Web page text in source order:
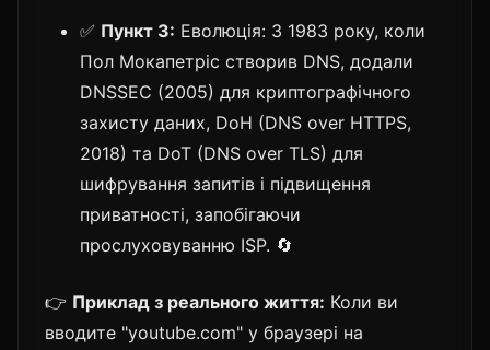
✅ Пункт 3: Еволюція: З 1983 року, коли
Пол Мокапетріс створив DNS, додали
DNSSEC (2005) для криптографічного
захисту даних, DoH (DNS over HTTPS,
2018) та DoT (DNS over TLS) для
шифрування запитів і підвищення
приватності, запобігаючи
прослуховуванню ISP. 🔄
👉 Приклад з реального життя: Коли ви
вводите "youtube.com" у браузері на